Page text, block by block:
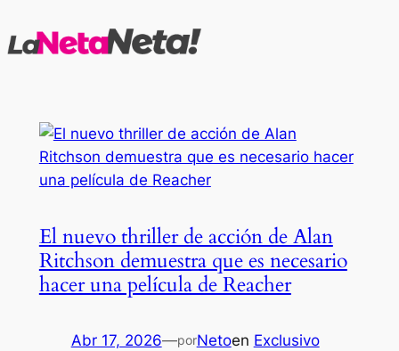
al
El nuevo thriller de acción de Alan
Ritchson demuestra que es necesario
hacer una película de Reacher
Abr 17, 2026—porNetoen Exclusivo